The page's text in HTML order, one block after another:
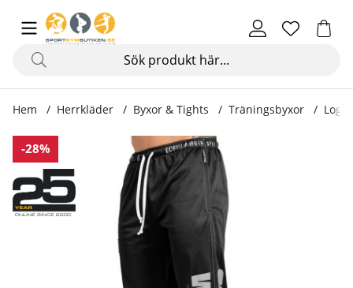
Hem Herrkläder Byxor & Tights Träningsbyxor Logo
-28%
Produktbilder Logo Mesh Pants, black